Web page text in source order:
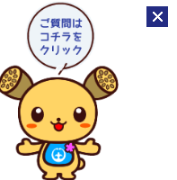
チャ